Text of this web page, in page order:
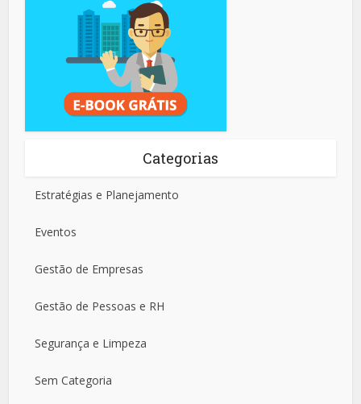
Categorias
Estratégias e Planejamento
Eventos
Gestão de Empresas
Gestão de Pessoas e RH
Segurança e Limpeza
Sem Categoria